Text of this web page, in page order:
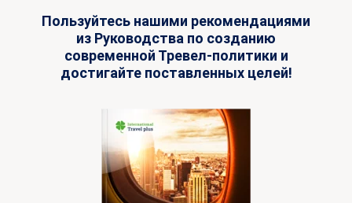
Пользуйтесь нашими рекомендациями
из Руководства по созданию
современной Тревел-политики и
достигайте поставленных целей!